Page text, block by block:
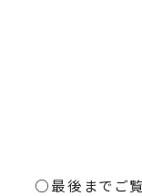
○最後までご覧